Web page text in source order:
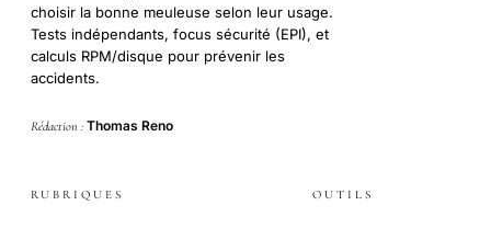
choisir la bonne meuleuse selon leur usage.
Tests indépendants, focus sécurité (EPI), et
calculs RPM/disque pour prévenir les
accidents.
Rédaction : Thomas Reno
RUBRIQUES OUTILS